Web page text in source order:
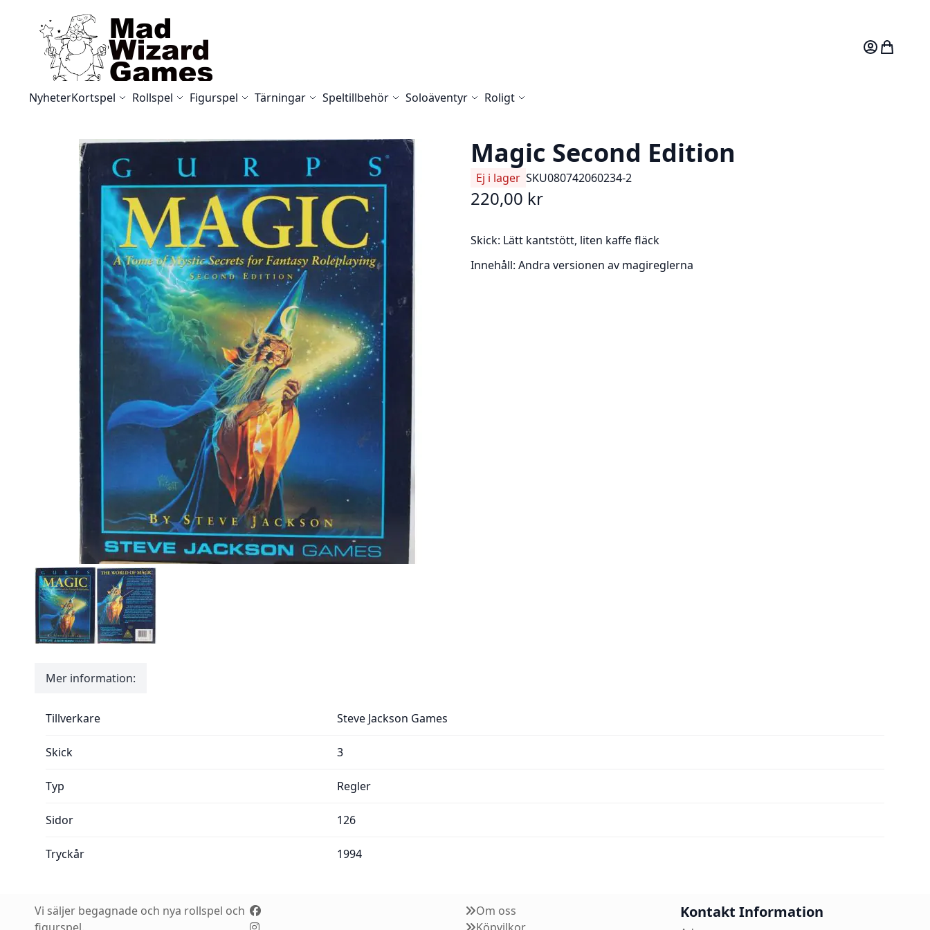
Skip to Content
Mitt konto
NyheterKortspel Rollspel Figurspel Tärningar Speltillbehör Soloäventyr Roligt
Magic Second Edition
Ej i lager SKU080742060234-2
220,00 kr
Skick: Lätt kantstött, liten kaffe fläck
Innehåll: Andra versionen av magireglerna
Mer information:
Tillverkare Steve Jackson Games
Skick 3
Typ Regler
Sidor 126
Tryckår 1994
Vi säljer begagnade och nya rollspel och
Om oss
Kontakt Information